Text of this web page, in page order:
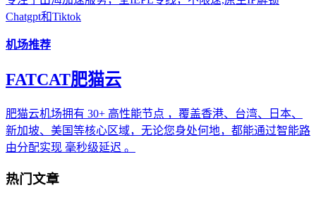
Chatgpt和Tiktok
机场推荐
FATCAT肥猫云
肥猫云机场拥有 30+ 高性能节点 ，覆盖香港、台湾、日本、
新加坡、美国等核心区域，无论您身处何地，都能通过智能路
由分配实现 毫秒级延迟 。
热门文章